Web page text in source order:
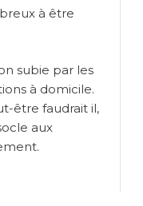
à être
subie par les
à domicile.
être faudrait il,
aux